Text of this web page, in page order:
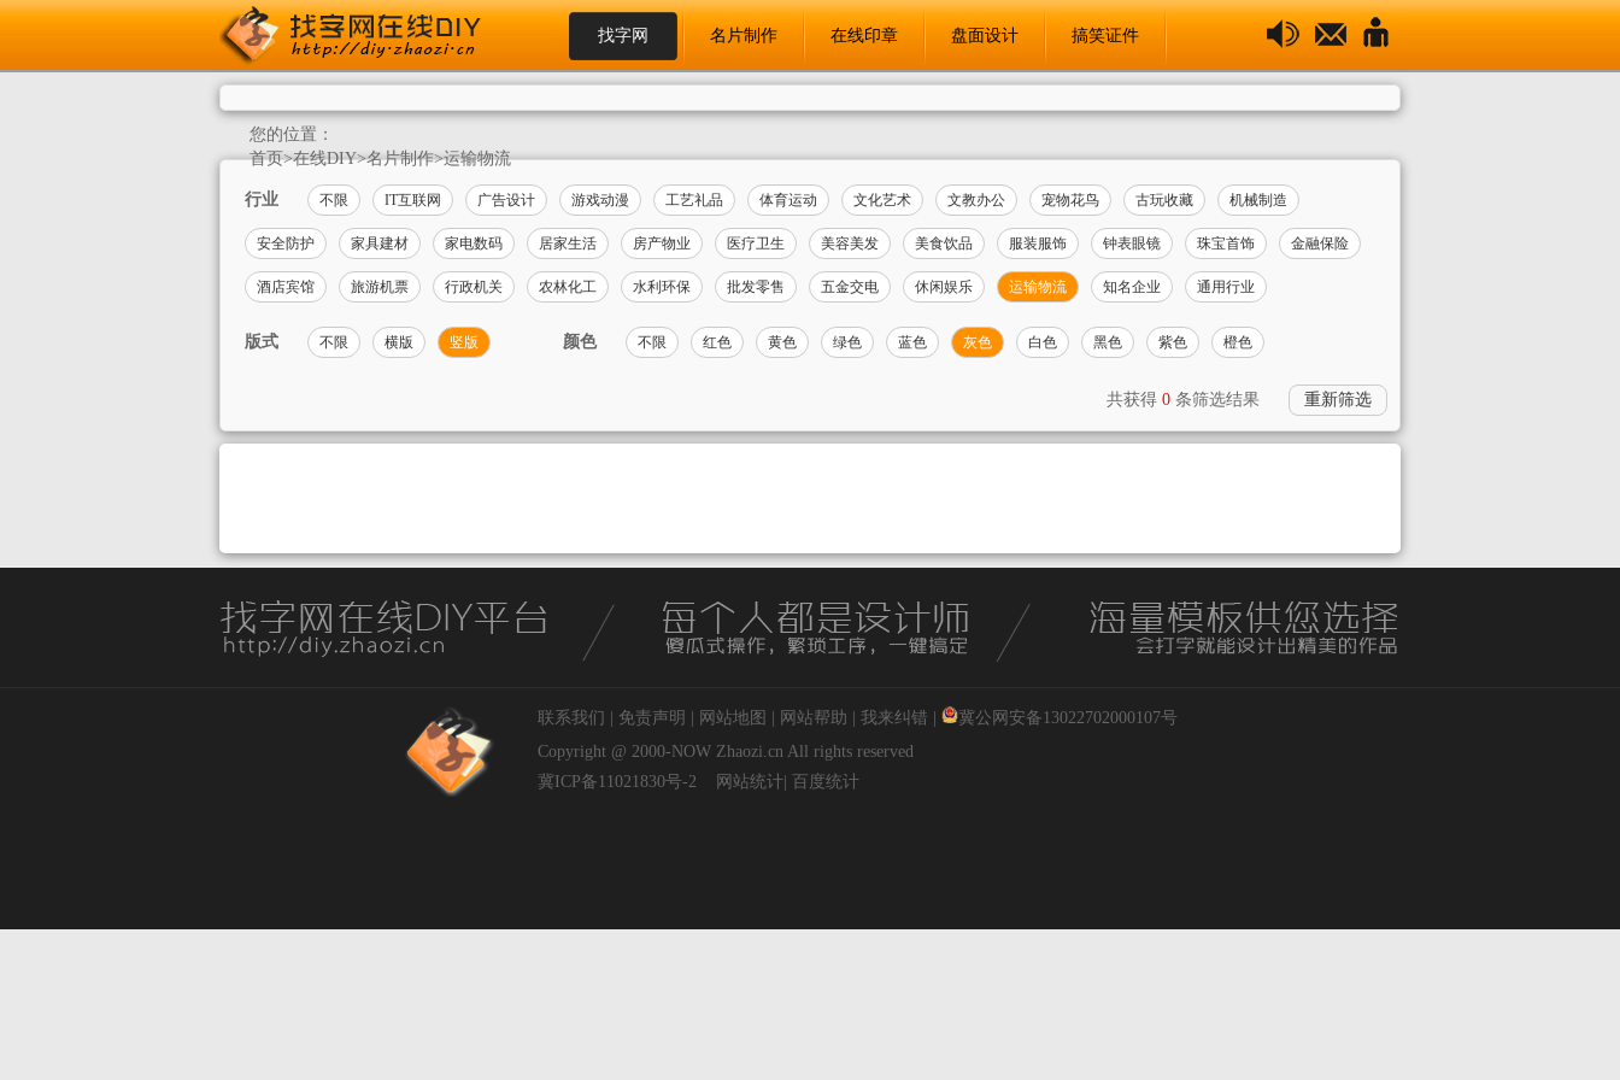
找字网 名片制作 在线印章 盘面设计 搞笑证件
您的位置：
首页>在线DIY>名片制作>运输物流
行业 不限 IT互联网 广告设计 游戏动漫 工艺礼品 体育运动 文化艺术 文教办公 宠物花鸟 古玩收藏 机械制造
安全防护 家具建材 家电数码 居家生活 房产物业 医疗卫生 美容美发 美食饮品 服装服饰 钟表眼镜 珠宝首饰 金融保险
酒店宾馆 旅游机票 行政机关 农林化工 水利环保 批发零售 五金交电 休闲娱乐 运输物流 知名企业 通用行业
版式 不限 横版 竖版 颜色 不限 红色 黄色 绿色 蓝色 灰色 白色 黑色 紫色 橙色
共获得 0 条筛选结果 重新筛选
联系我们 免责声明 网站地图 网站帮助 我来纠错
冀公网安备13022702000107号
Copyright @ 2000-NOW Zhaozi.cn All rights reserved
冀ICP备11021830号-2
网站统计 百度统计